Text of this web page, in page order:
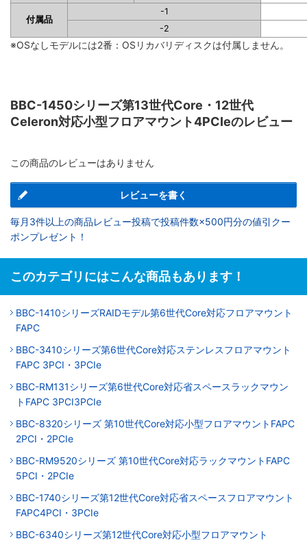
付属品
-1
-2
※OSなしモデルには2番：OSリカバリディスクは付属しません。
BBC-1450シリーズ第13世代Core・12世代
Celeron対応小型フロアマウント4PCIeのレビュー
この商品のレビューはありません
レビューを書く
毎月3件以上の商品レビュー投稿で投稿件数×500円分の値引クー
ポンプレゼント！
このカテゴリにはこんな商品もあります！
BBC-1410シリーズRAIDモデル第6世代Core対応フロアマウント
FAPC
BBC-3410シリーズ第6世代Core対応ステンレスフロアマウント
FAPC 3PCI・3PCIe
BBC-RM131シリーズ第6世代Core対応省スペースラックマウン
トFAPC 3PCI3PCIe
BBC-8320シリーズ 第10世代Core対応小型フロアマウントFAPC
2PCI・2PCIe
BBC-RM9520シリーズ 第10世代Core対応ラックマウントFAPC
5PCI・2PCIe
BBC-1740シリーズ第12世代Core対応省スペースフロアマウント
FAPC4PCI・3PCIe
BBC-6340シリーズ第12世代Core対応小型フロアマウント